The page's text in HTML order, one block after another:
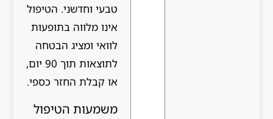
טבעי וחדשני. הטיפול
אינו מלווה בתופעות
לוואי ומציג הבטחה
לתוצאות תוך 90 יום,
או קבלת החזר כספי.
משמעות הטיפול